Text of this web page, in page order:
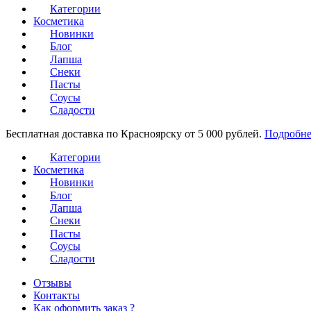
Категории
Косметика
Новинки
Блог
Лапша
Снеки
Пасты
Соусы
Сладости
Бесплатная доставка по Красноярску от 5 000 рублей.
Категории
Косметика
Новинки
Блог
Лапша
Снеки
Пасты
Соусы
Сладости
Отзывы
Контакты
Как оформить заказ ?